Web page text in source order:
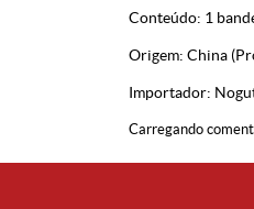
Conteúdo: 1
Origem: China
Importador:
Carregando